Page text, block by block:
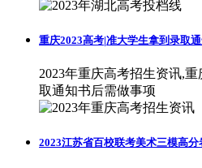
重庆2023高考|准大学生拿到录取
2023年重庆高考招生资讯,
取通知书后需做事项
2023江苏省百校联考美术三模高分